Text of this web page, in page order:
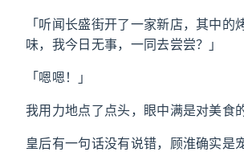
「听闻长盛街开了一家新店，其中的
味，我今日无事，一同去尝尝？」
「嗯嗯！」
我用力地点了点头，眼中满是对美食
皇后有一句话没有说错，顾淮确实是